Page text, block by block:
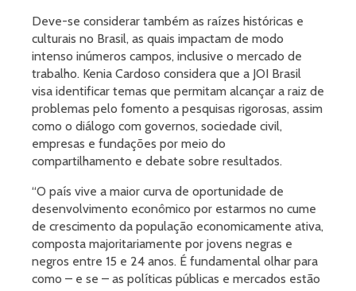
Deve-se considerar também as raízes históricas e
culturais no Brasil, as quais impactam de modo
intenso inúmeros campos, inclusive o mercado de
trabalho. Kenia Cardoso considera que a JOI Brasil
visa identificar temas que permitam alcançar a raiz de
problemas pelo fomento a pesquisas rigorosas, assim
como o diálogo com governos, sociedade civil,
empresas e fundações por meio do
compartilhamento e debate sobre resultados.
“O país vive a maior curva de oportunidade de
desenvolvimento econômico por estarmos no cume
de crescimento da população economicamente ativa,
composta majoritariamente por jovens negras e
negros entre 15 e 24 anos. É fundamental olhar para
como – e se – as políticas públicas e mercados estão